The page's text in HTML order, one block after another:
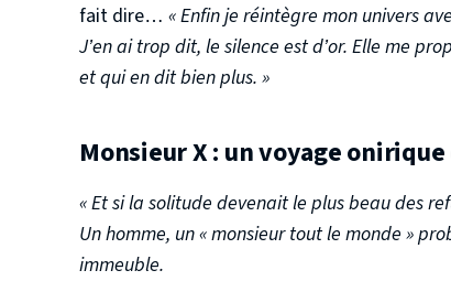
fait dire… « Enfin je réintègre mon univers
J’en ai trop dit, le silence est d’or. Elle me
et qui en dit bien plus. »
Monsieur X : un voyage
« Et si la solitude devenait le plus beau des
Un homme, un « monsieur tout le monde »
immeuble.